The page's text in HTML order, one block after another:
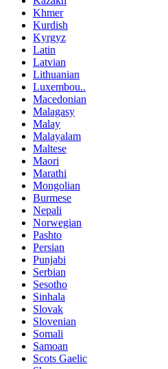
Khmer
Kurdish
Kyrgyz
Latin
Latvian
Lithuanian
Luxembou..
Macedonian
Malagasy
Malay
Malayalam
Maltese
Maori
Marathi
Mongolian
Burmese
Nepali
Norwegian
Pashto
Persian
Punjabi
Serbian
Sesotho
Sinhala
Slovak
Slovenian
Somali
Samoan
Scots Gaelic